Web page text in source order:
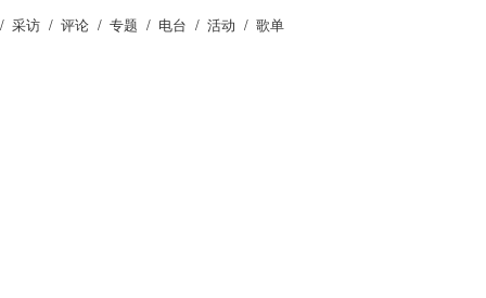
/ 采访 / 评论 / 专题 / 电台 / 活动 / 歌单